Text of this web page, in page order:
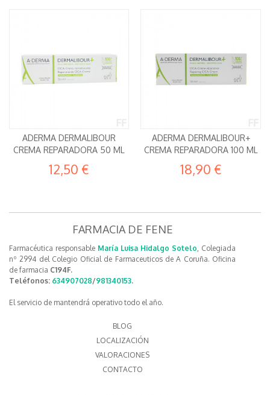
ADERMA DERMALIBOUR
CREMA REPARADORA 50 ML
12,50 €
ADERMA DERMALIBOUR+
CREMA REPARADORA 100 ML
18,90 €
FARMACIA DE FENE
Farmacéutica responsable María Luisa Hidalgo Sotelo, Colegiada
nº 2994 del Colegio Oficial de Farmaceuticos de A Coruña. Oficina
de farmacia C194F.
Teléfonos: 634907028/981340153.
El servicio de mantendrá operativo todo el año.
BLOG
LOCALIZACIÓN
VALORACIONES
CONTACTO